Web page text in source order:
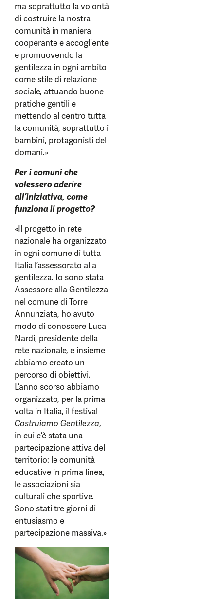
ma soprattutto la volontà
di costruire la nostra
comunità in maniera
cooperante e accogliente
e promuovendo la
gentilezza in ogni ambito
come stile di relazione
sociale, attuando buone
pratiche gentili e
mettendo al centro tutta
la comunità, soprattutto i
bambini, protagonisti del
domani.»
Per i comuni che
volessero aderire
all’iniziativa, come
funziona il progetto?
«Il progetto in rete
nazionale ha organizzato
in ogni comune di tutta
Italia l’assessorato alla
gentilezza. Io sono stata
Assessore alla Gentilezza
nel comune di Torre
Annunziata, ho avuto
modo di conoscere Luca
Nardi, presidente della
rete nazionale, e insieme
abbiamo creato un
percorso di obiettivi.
L’anno scorso abbiamo
organizzato, per la prima
volta in Italia, il festival
Costruiamo Gentilezza,
in cui c’è stata una
partecipazione attiva del
territorio: le comunità
educative in prima linea,
le associazioni sia
culturali che sportive.
Sono stati tre giorni di
entusiasmo e
partecipazione massiva.»